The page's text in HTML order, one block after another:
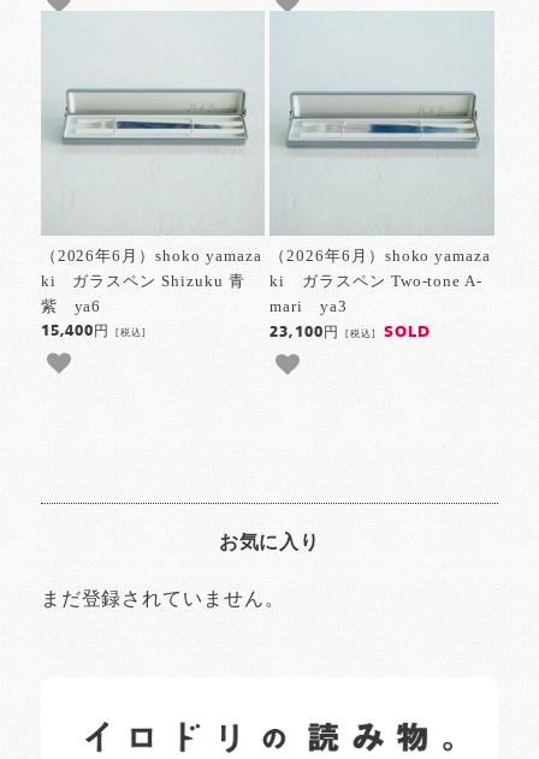
（2026年6月）shoko yamaza
ki ガラスペン Shizuku 青
紫 ya6
15,400円[税込]
（2026年6月）shoko yamaza
ki ガラスペン Two-tone A-
mari ya3
23,100円 [税込] SOLD
お気に入り
まだ登録されていません。
日常の様子など随時更新中です。